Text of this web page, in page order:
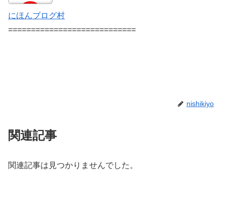
にほんブログ村
============================
nishikiyo
関連記事
関連記事は見つかりませんでした。